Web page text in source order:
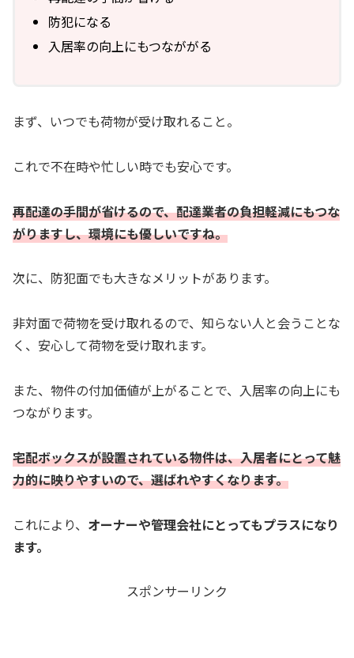
防犯になる
入居率の向上にもつなががる
まず、いつでも荷物が受け取れること。
これで不在時や忙しい時でも安心です。
再配達の手間が省けるので、配達業者の負担軽減にもつな
がりますし、環境にも優しいですね。
次に、防犯面でも大きなメリットがあります。
非対面で荷物を受け取れるので、知らない人と会うことな
く、安心して荷物を受け取れます。
また、物件の付加価値が上がることで、入居率の向上にも
つながります。
宅配ボックスが設置されている物件は、入居者にとって魅
力的に映りやすいので、選ばれやすくなります。
これにより、 オーナーや管理会社にとってもプラスになり
ます。
スポンサーリンク